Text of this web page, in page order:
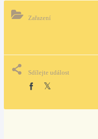
Zařazení
Sdílejte událost